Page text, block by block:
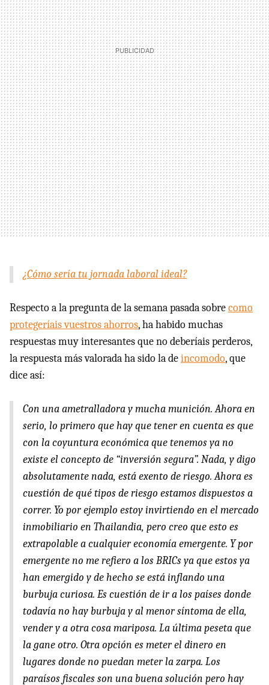
¿Cómo sería tu jornada laboral ideal?
Respecto a la pregunta de la semana pasada sobrecomo
protegeríais vuestros ahorros, ha habido muchas
respuestas muy interesantes que no deberíais perderos,
la respuesta más valorada ha sido la deincomodo, que
dice así:
Con una ametralladora y mucha munición. Ahora en
serio, lo primero que hay que tener en cuenta es que
con la coyuntura económica que tenemos ya no
existe el concepto de “inversión segura”. Nada, y digo
absolutamente nada, está exento de riesgo. Ahora es
cuestión de qué tipos de riesgo estamos dispuestos a
correr. Yo por ejemplo estoy invirtiendo en el mercado
inmobiliario en Thailandia, pero creo que esto es
extrapolable a cualquier economía emergente. Y por
emergente no me refiero a los BRICs ya que estos ya
han emergido y de hecho se está inflando una
burbuja curiosa. Es cuestión de ir a los países donde
todavía no hay burbuja y al menor síntoma de ella,
vender y a otra cosa mariposa. La última peseta que
la gane otro. Otra opción es meter el dinero en
lugares donde no puedan meter la zarpa. Los
paraísos fiscales son una buena solución pero hay